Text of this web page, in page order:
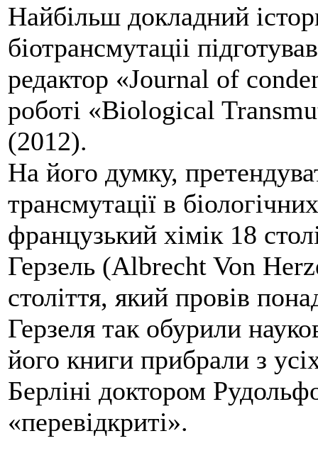
Найбільш докладний
біотрансмутаціі
редактор «Journal of
роботі «Biological
(2012).
На його думку,
трансмутації в
французький хімік 18
Герзель (Albrecht Von
століття, який провів
Герзеля так обурили
його книги прибрали з
Берліні доктором
«перевідкриті».